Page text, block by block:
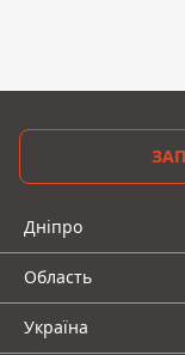
Дніпро
Область
Україна